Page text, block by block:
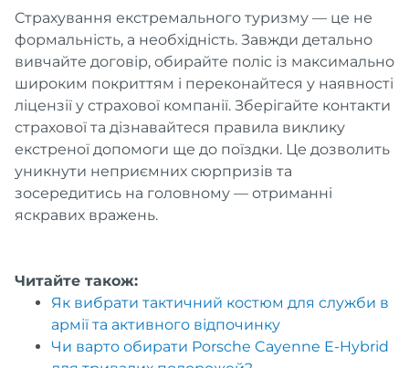
Страхування екстремального туризму — це не
формальність, а необхідність. Завжди детально
вивчайте договір, обирайте поліс із максимально
широким покриттям і переконайтеся у наявності
ліцензії у страхової компанії. Зберігайте контакти
страхової та дізнавайтеся правила виклику
екстреної допомоги ще до поїздки. Це дозволить
уникнути неприємних сюрпризів та
зосередитись на головному — отриманні
яскравих вражень.
Читайте також:
Як вибрати тактичний костюм для служби в
армії та активного відпочинку
Чи варто обирати Porsche Cayenne E-Hybrid